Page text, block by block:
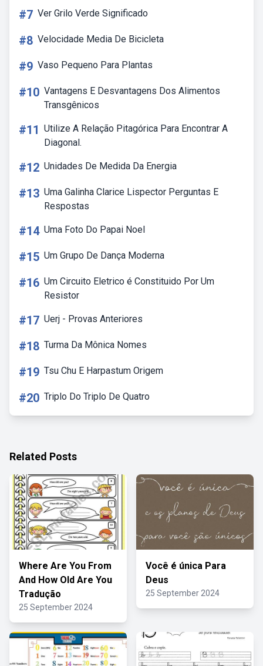
#7 Ver Grilo Verde Significado
#8 Velocidade Media De Bicicleta
#9 Vaso Pequeno Para Plantas
#10 Vantagens E Desvantagens Dos Alimentos
Transgênicos
#11 Utilize A Relação Pitagórica Para Encontrar A
Diagonal.
#12 Unidades De Medida Da Energia
#13 Uma Galinha Clarice Lispector Perguntas E
Respostas
#14 Uma Foto Do Papai Noel
#15 Um Grupo De Dança Moderna
#16 Um Circuito Eletrico é Constituido Por Um
Resistor
#17 Uerj - Provas Anteriores
#18 Turma Da Mônica Nomes
#19 Tsu Chu E Harpastum Origem
#20 Triplo Do Triplo De Quatro
Related Posts
Where Are You From
And How Old Are You
Tradução
25 September 2024
Você é única Para
Deus
25 September 2024